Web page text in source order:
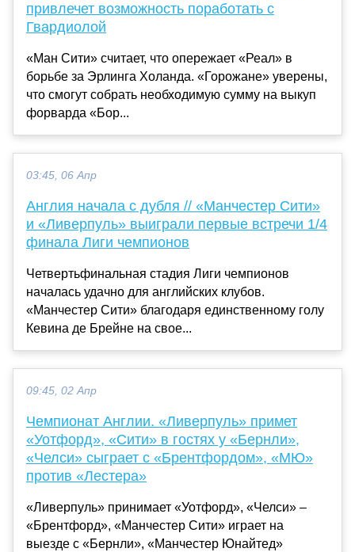
привлечет возможность поработать с
Гвардиолой
«Ман Сити» считает, что опережает «Реал» в
борьбе за Эрлинга Холанда. «Горожане» уверены,
что смогут собрать необходимую сумму на выкуп
форварда «Бор...
03:45, 06 Апр
Англия начала с дубля // «Манчестер Сити»
и «Ливерпуль» выиграли первые встречи 1/4
финала Лиги чемпионов
Четвертьфинальная стадия Лиги чемпионов
началась удачно для английских клубов.
«Манчестер Сити» благодаря единственному голу
Кевина де Брейне на свое...
09:45, 02 Апр
Чемпионат Англии. «Ливерпуль» примет
«Уотфорд», «Сити» в гостях у «Бернли»,
«Челси» сыграет с «Брентфордом», «МЮ»
против «Лестера»
«Ливерпуль» принимает «Уотфорд», «Челси» –
«Брентфорд», «Манчестер Сити» играет на
выезде с «Бернли», «Манчестер Юнайтед»